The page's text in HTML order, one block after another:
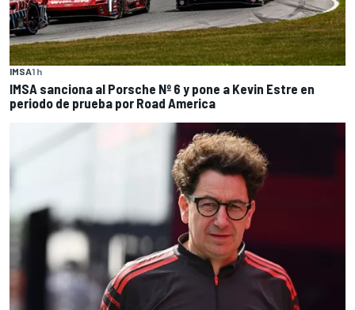
IMSA1 h
IMSA sanciona al Porsche Nº 6 y pone a Kevin Estre en
periodo de prueba por Road America